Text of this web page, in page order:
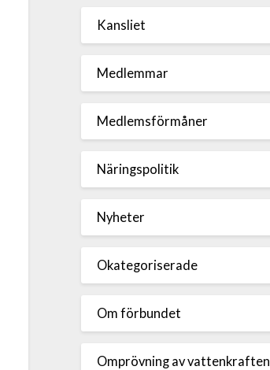
Kansliet
Medlemmar
Medlemsförmåner
Näringspolitik
Nyheter
Okategoriserade
Om förbundet
Omprövning av vattenkraften